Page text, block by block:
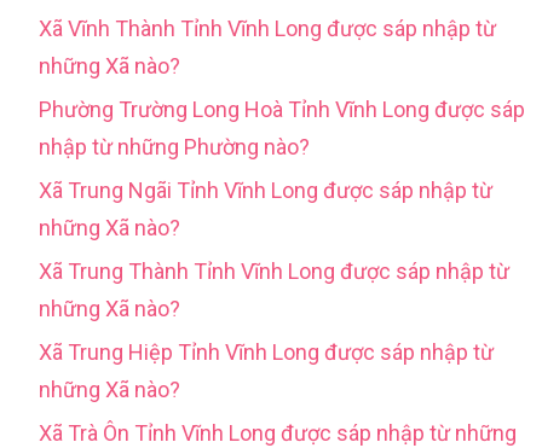
Xã Vĩnh Thành Tỉnh Vĩnh Long được sáp nhập từ
những Xã nào?
Phường Trường Long Hoà Tỉnh Vĩnh Long được sáp
nhập từ những Phường nào?
Xã Trung Ngãi Tỉnh Vĩnh Long được sáp nhập từ
những Xã nào?
Xã Trung Thành Tỉnh Vĩnh Long được sáp nhập từ
những Xã nào?
Xã Trung Hiệp Tỉnh Vĩnh Long được sáp nhập từ
những Xã nào?
Xã Trà Ôn Tỉnh Vĩnh Long được sáp nhập từ những